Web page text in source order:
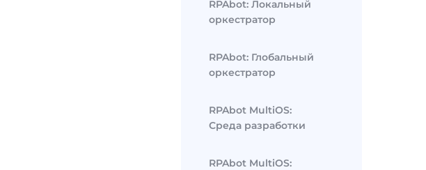
RPAbot: Локальный
оркестратор
RPAbot: Глобальный
оркестратор
RPAbot MultiOS:
Среда разработки
RPAbot MultiOS: